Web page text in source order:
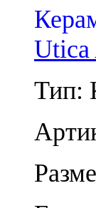
Utica
Тип: